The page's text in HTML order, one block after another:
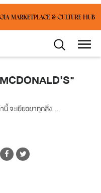
นี้ จะเยียวยาทุกสิ่ง...